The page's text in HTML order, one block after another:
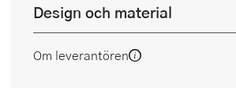
Design och material
Om leverantören